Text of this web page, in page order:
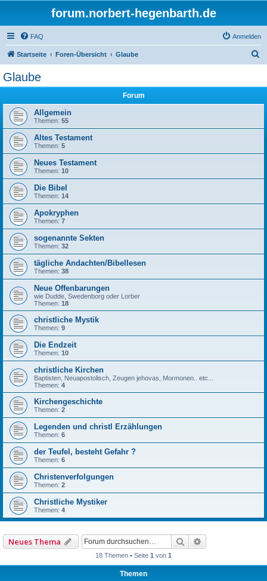
forum.norbert-hegenbarth.de
FAQ Anmelden
Startseite Foren-Übersicht Glaube
Glaube
Forum
Allgemein
Themen: 55
Altes Testament
Themen: 5
Neues Testament
Themen: 10
Die Bibel
Themen: 14
Apokryphen
Themen: 7
sogenannte Sekten
Themen: 32
tägliche Andachten/Bibellesen
Themen: 38
Neue Offenbarungen
wie Dudde, Swedenborg oder Lorber
Themen: 18
christliche Mystik
Themen: 9
Die Endzeit
Themen: 10
christliche Kirchen
Baptisten, Neuapostolisch, Zeugen jehovas, Mormonen.. etc...
Themen: 4
Kirchengeschichte
Themen: 2
Legenden und christl Erzählungen
Themen: 6
der Teufel, besteht Gefahr ?
Themen: 6
Christenverfolgungen
Themen: 2
Christliche Mystiker
Themen: 4
Neues Thema Suche
18 Themen • Seite 1 von 1
Themen